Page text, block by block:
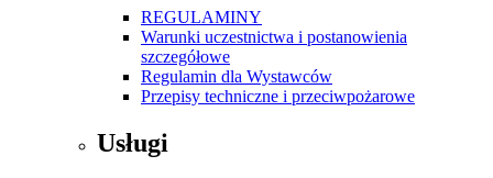
REGULAMINY
Warunki uczestnictwa i postanowienia
szczegółowe
Regulamin dla Wystawców
Przepisy techniczne i przeciwpożarowe
Usługi